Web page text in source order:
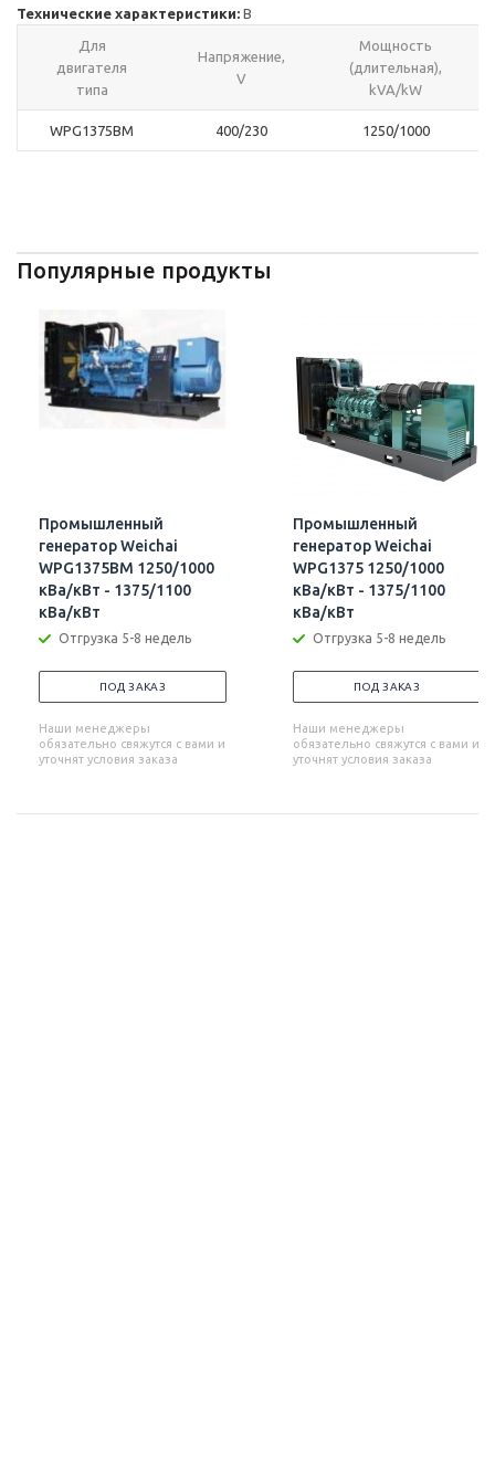
Технические характеристики: В
Для
двигателя
типа
Напряжение,
V
Мощность
(длительная),
kVA/kW
WPG1375BM 400/230 1250/1000
Популярные продукты
Промышленный
генератор Weichai
WPG1375BM 1250/1000
кВа/кВт - 1375/1100
кВа/кВт
Отгрузка 5-8 недель
ПОД ЗАКАЗ
Наши менеджеры
обязательно свяжутся с вами и
уточнят условия заказа
Промышленный
генератор Weichai
WPG1375 1250/1000
кВа/кВт - 1375/1100
кВа/кВт
Отгрузка 5-8 недель
ПОД ЗАКАЗ
Наши менеджеры
обязательно свяжутся с вами и
уточнят условия заказа